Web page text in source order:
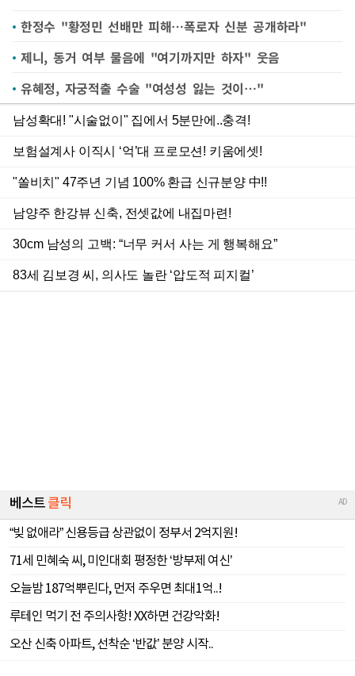
한정수 "황정민 선배만 피해…폭로자 신분 공개하라"
제니, 동거 여부 물음에 "여기까지만 하자" 웃음
유혜정, 자궁적출 수술 "여성성 잃는 것이…"